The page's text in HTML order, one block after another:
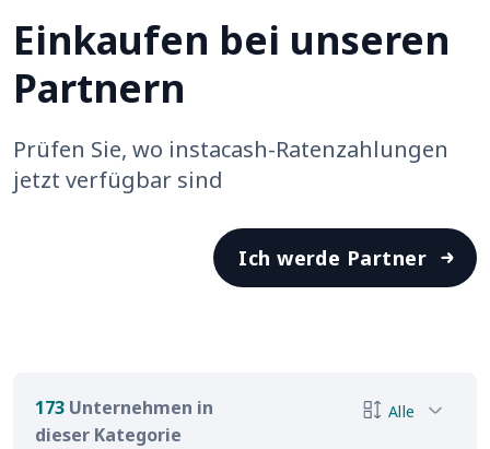
Einkaufen bei unseren
Partnern
Prüfen Sie, wo instacash-Ratenzahlungen
jetzt verfügbar sind
Ich werde Partner
173 Unternehmen in
dieser Kategorie
Alle